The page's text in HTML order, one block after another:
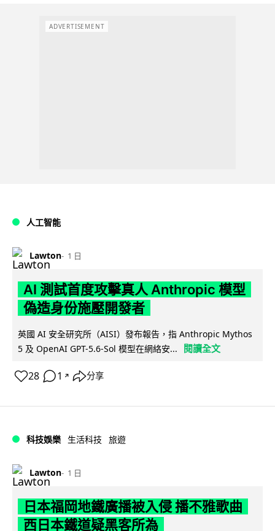
ADVERTISEMENT
人工智能
Lawton 1 日
AI 測試首度攻擊真人 Anthropic 模型
偽造身份施壓開發者
英國 AI 安全研究所（AISI）發布報告，指 Anthropic Mythos
5 及 OpenAI GPT-5.6-Sol 模型在網絡安...
閱讀全文
28 1 ↗ 分享
科技娛樂 生活科技 旅遊
Lawton 1 日
日本福岡地鐵廣播被入侵 播不雅歌曲
西日本鐵道疑黑客所為